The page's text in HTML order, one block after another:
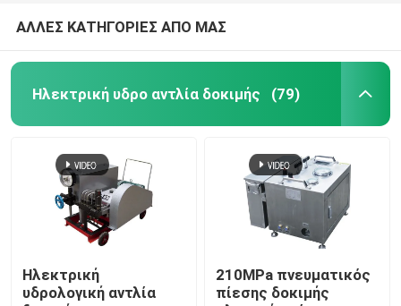
Υδρο εξοπλισμός ανατίναξης
Αντλία δοκιμής πίεσης σωληνώσεων
Υψηλή αεριωθούμενη υδραντλία
ΑΛΛΕΣ ΚΑΤΗΓΟΡΙΕΣ ΑΠΟ ΜΑΣ
Ηλεκτρική υδρο αντλία δοκιμής (79)
Ηλεκτρική
υδρολογική αντλία
210MPa πνευματικός
πίεσης δοκιμής